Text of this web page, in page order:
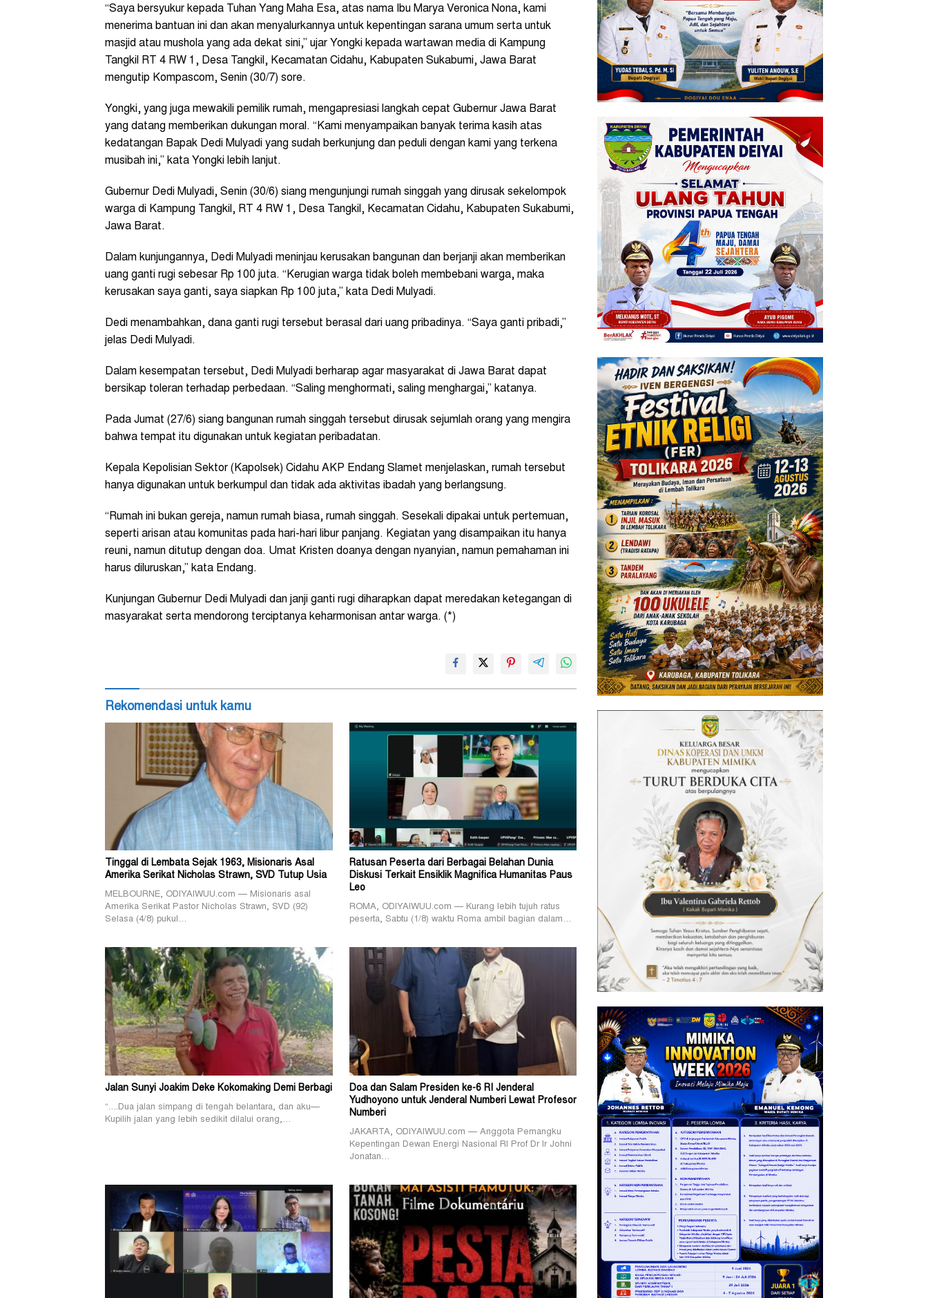
“Saya bersyukur kepada Tuhan Yang Maha Esa, atas nama Ibu Marya Veronica Nona, kami
menerima bantuan ini dan akan menyalurkannya untuk kepentingan sarana umum serta untuk
masjid atau mushola yang ada dekat sini,” ujar Yongki kepada wartawan media di Kampung
Tangkil RT 4 RW 1, Desa Tangkil, Kecamatan Cidahu, Kabupaten Sukabumi, Jawa Barat
mengutip Kompascom, Senin (30/7) sore.
Yongki, yang juga mewakili pemilik rumah, mengapresiasi langkah cepat Gubernur Jawa Barat
yang datang memberikan dukungan moral. “Kami menyampaikan banyak terima kasih atas
kedatangan Bapak Dedi Mulyadi yang sudah berkunjung dan peduli dengan kami yang terkena
musibah ini,” kata Yongki lebih lanjut.
Gubernur Dedi Mulyadi, Senin (30/6) siang mengunjungi rumah singgah yang dirusak sekelompok
warga di Kampung Tangkil, RT 4 RW 1, Desa Tangkil, Kecamatan Cidahu, Kabupaten Sukabumi,
Jawa Barat.
Dalam kunjungannya, Dedi Mulyadi meninjau kerusakan bangunan dan berjanji akan memberikan
uang ganti rugi sebesar Rp 100 juta. “Kerugian warga tidak boleh membebani warga, maka
kerusakan saya ganti, saya siapkan Rp 100 juta,” kata Dedi Mulyadi.
Dedi menambahkan, dana ganti rugi tersebut berasal dari uang pribadinya. “Saya ganti pribadi,”
jelas Dedi Mulyadi.
Dalam kesempatan tersebut, Dedi Mulyadi berharap agar masyarakat di Jawa Barat dapat
bersikap toleran terhadap perbedaan. “Saling menghormati, saling menghargai,” katanya.
Pada Jumat (27/6) siang bangunan rumah singgah tersebut dirusak sejumlah orang yang mengira
bahwa tempat itu digunakan untuk kegiatan peribadatan.
Kepala Kepolisian Sektor (Kapolsek) Cidahu AKP Endang Slamet menjelaskan, rumah tersebut
hanya digunakan untuk berkumpul dan tidak ada aktivitas ibadah yang berlangsung.
“Rumah ini bukan gereja, namun rumah biasa, rumah singgah. Sesekali dipakai untuk pertemuan,
seperti arisan atau komunitas pada hari-hari libur panjang. Kegiatan yang disampaikan itu hanya
reuni, namun ditutup dengan doa. Umat Kristen doanya dengan nyanyian, namun pemahaman ini
harus diluruskan,” kata Endang.
Kunjungan Gubernur Dedi Mulyadi dan janji ganti rugi diharapkan dapat meredakan ketegangan di
masyarakat serta mendorong terciptanya keharmonisan antar warga. (*)
Rekomendasi untuk kamu
Tinggal di Lembata Sejak 1963, Misionaris Asal
Amerika Serikat Nicholas Strawn, SVD Tutup Usia
MELBOURNE, ODIYAIWUU.com — Misionaris asal
Amerika Serikat Pastor Nicholas Strawn, SVD (92)
Selasa (4/8) pukul…
Ratusan Peserta dari Berbagai Belahan Dunia
Diskusi Terkait Ensiklik Magnifica Humanitas Paus
Leo
ROMA, ODIYAIWUU.com — Kurang lebih tujuh ratus
peserta, Sabtu (1/8) waktu Roma ambil bagian dalam…
Jalan Sunyi Joakim Deke Kokomaking Demi Berbagi
“….Dua jalan simpang di tengah belantara, dan aku—
Kupilih jalan yang lebih sedikit dilalui orang,…
Doa dan Salam Presiden ke-6 RI Jenderal
Yudhoyono untuk Jenderal Numberi Lewat Profesor
Numberi
JAKARTA, ODIYAIWUU.com — Anggota Pemangku
Kepentingan Dewan Energi Nasional RI Prof Dr Ir Johni
Jonatan…